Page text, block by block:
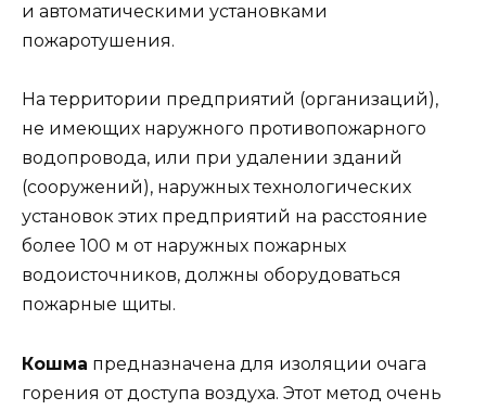
и автоматическими установками
пожаротушения.
На территории предприятий (организаций),
не имеющих наружного противопожарного
водопровода, или при удалении зданий
(сооружений), наружных технологических
установок этих предприятий на расстояние
более 100 м от наружных пожарных
водоисточников, должны оборудоваться
пожарные щиты.
Кошма предназначена для изоляции очага
горения от доступа воздуха. Этот метод очень